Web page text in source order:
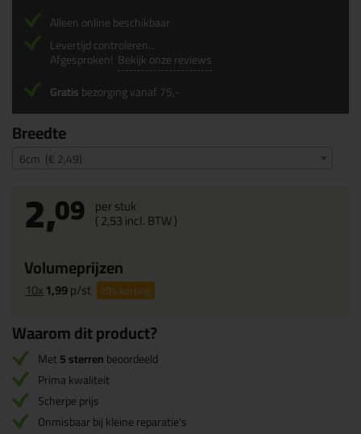
Breedte
6cm (€ 2,49)
2,09 per stuk
(2,53incl. BTW )
Volumeprijzen
10x1,99p/st 20%korting
Alleen online beschikbaar
Levertijd controleren...
Afgesproken! Bekijk onze reviews
Gratisbezorging vanaf 75,-
Waarom dit product?
Met5 sterrenbeoordeeld
Prima kwaliteit
Scherpe prijs
Onmisbaar bij kleine reparatie's